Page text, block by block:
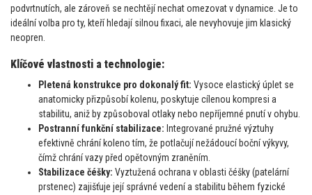
podvrtnutích, ale zároveň se nechtějí nechat omezovat v dynamice. Je to
ideální volba pro ty, kteří hledají silnou fixaci, ale nevyhovuje jim klasický
neopren.
Klíčové vlastnosti a technologie:
Pletená konstrukce pro dokonalý fit: Vysoce elastický úplet se
anatomicky přizpůsobí kolenu, poskytuje cílenou kompresi a
stabilitu, aniž by způsoboval otlaky nebo nepříjemné pnutí v ohybu.
Postranní funkční stabilizace: Integrované pružné výztuhy
efektivně chrání koleno tím, že potlačují nežádoucí boční výkyvy,
čímž chrání vazy před opětovným zraněním.
Stabilizace čéšky: Vyztužená ochrana v oblasti čéšky (patelární
prstenec) zajišťuje její správné vedení a stabilitu během fyzické